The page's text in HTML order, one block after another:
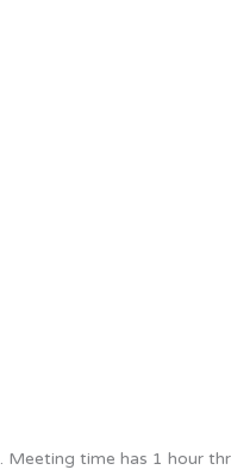
time has 1 hour